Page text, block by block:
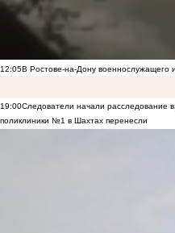
12:05В Ростове-на-Дону военнослужащего
19:00Следователи начали расследование
поликлиники №1 в Шахтах перенесли